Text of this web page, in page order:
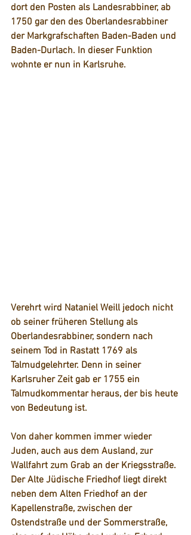
dort den Posten als Landesrabbiner, ab
1750 gar den des Oberlandesrabbiner
der Markgrafschaften Baden-Baden und
Baden-Durlach. In dieser Funktion
wohnte er nun in Karlsruhe.
Verehrt wird Nataniel Weill jedoch nicht
ob seiner früheren Stellung als
Oberlandesrabbiner, sondern nach
seinem Tod in Rastatt 1769 als
Talmudgelehrter. Denn in seiner
Karlsruher Zeit gab er 1755 ein
Talmudkommentar heraus, der bis heute
von Bedeutung ist.
Von daher kommen immer wieder
Juden, auch aus dem Ausland, zur
Wallfahrt zum Grab an der Kriegsstraße.
Der Alte Jüdische Friedhof liegt direkt
neben dem Alten Friedhof an der
Kapellenstraße, zwischen der
Ostendstraße und der Sommerstraße,